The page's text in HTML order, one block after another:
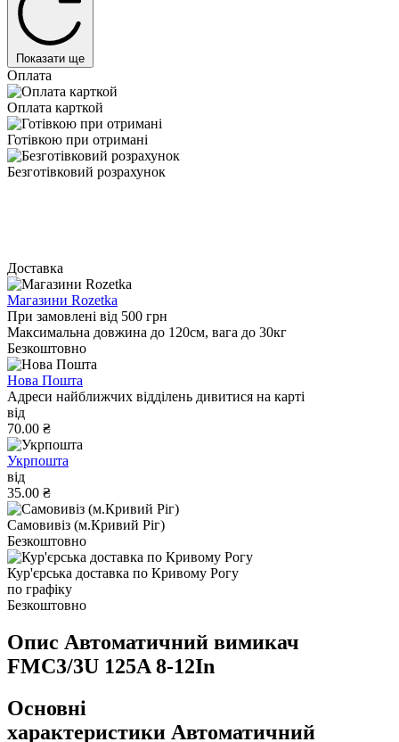
Показати ще
Оплата
Оплата карткой
Готівкою при отримані
Безготівковий розрахунок
Доставка
Магазини Rozetka
При замовлені від 500 грн
Максимальна довжина до 120см, вага до 30кг
Безкоштовно
Нова Пошта
Адреси найближчих відділень дивитися на карті
від
70.00 ₴
Укрпошта
від
35.00 ₴
Самовивіз (м.Кривий Ріг)
Безкоштовно
Кур'єрська доставка по Кривому Рогу
по графіку
Безкоштовно
Опис Автоматичний вимикач
FMC3/3U 125A 8-12In
Основні
характеристики Автоматичний